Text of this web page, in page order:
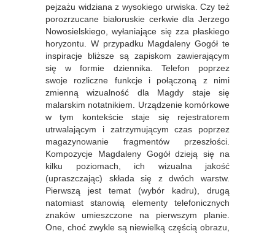
pejzażu widziana z wysokiego urwiska. Czy też
porozrzucane białoruskie cerkwie dla Jerzego
Nowosielskiego, wyłaniające się zza płaskiego
horyzontu. W przypadku Magdaleny Gogół te
inspiracje bliższe są zapiskom zawierającym
się w formie dziennika. Telefon poprzez
swoje rozliczne funkcje i połączoną z nimi
zmienną wizualność dla Magdy staje się
malarskim notatnikiem. Urządzenie komórkowe
w tym kontekście staje się rejestratorem
utrwalającym i zatrzymującym czas poprzez
magazynowanie fragmentów przeszłości.
Kompozycje Magdaleny Gogół dzieją się na
kilku poziomach, ich wizualna jakość
(upraszczając) składa się z dwóch warstw.
Pierwszą jest temat (wybór kadru), drugą
natomiast stanowią elementy telefonicznych
znaków umieszczone na pierwszym planie.
One, choć zwykle są niewielką częścią obrazu,